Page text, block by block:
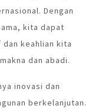
Dengan
kita dapat
keahlian kita
dan abadi.
inovasi dan
berkelanjutan.